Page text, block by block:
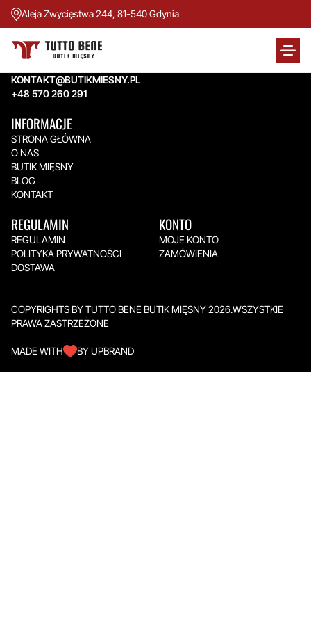
Aleja Zwycięstwa 244, 81-540 Gdynia
TUTTO BENE BUTIK MIĘSNY
Aleja Zwycięstwa 244,
KONTAKT@BUTIKMIESNY.PL
+48 570 260 291
INFORMACJE
STRONA GŁÓWNA
O NAS
BUTIK MIĘSNY
BLOG
KONTAKT
REGULAMIN
REGULAMIN
POLITYKA PRYWATNOŚCI
DOSTAWA
KONTO
MOJE KONTO
ZAMÓWIENIA
COPYRIGHTS BY TUTTO BENE BUTIK MIĘSNY 2026.WSZYSTKIE
PRAWA ZASTRZEŻONE
MADE WITH BY UPBRAND